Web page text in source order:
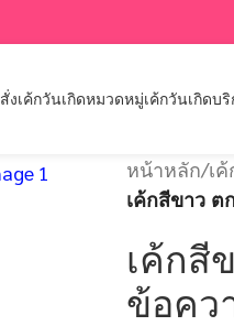
สั่งเค้กวันเกิดหมวดหมู่เค้กวันเกิดบริ
หน้าหลัก/เ
เค้กสีขาว ต
เค้กสี
ข้อคว